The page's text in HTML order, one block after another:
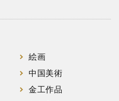
絵画
中国美術
金工作品